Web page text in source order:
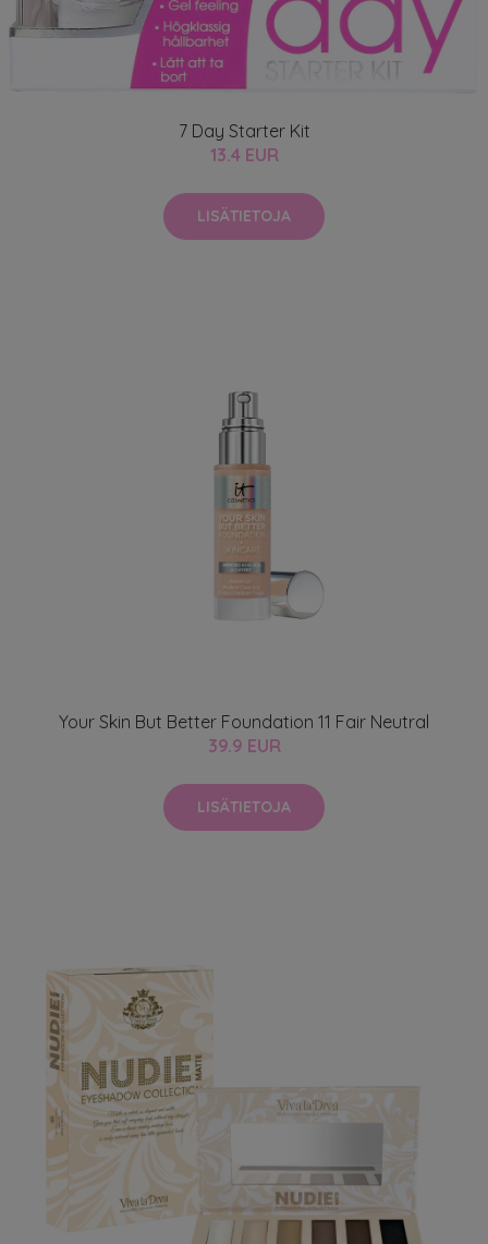
7 Day Starter Kit
13.4 EUR
LISÄTIETOJA
Your Skin But Better Foundation 11 Fair Neutral
39.9 EUR
LISÄTIETOJA